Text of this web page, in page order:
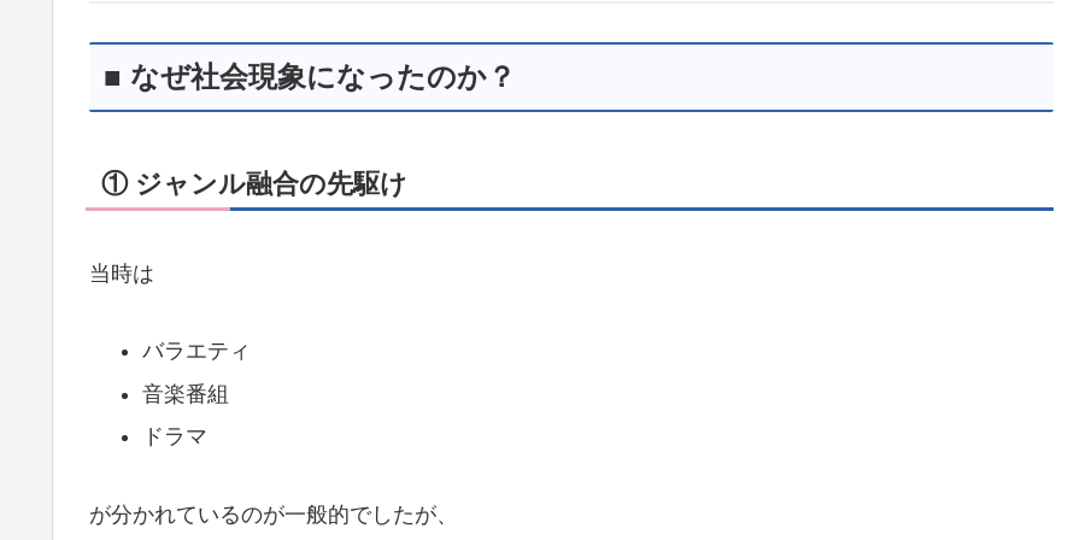
■ なぜ社会現象になったのか？
① ジャンル融合の先駆け
当時は
バラエティ
音楽番組
ドラマ
が分かれているのが一般的でしたが、